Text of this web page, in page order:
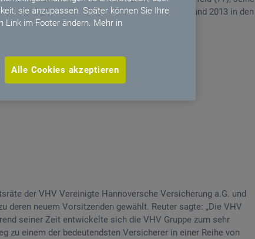
Vereinigte Hannoversche Versicherung a.G. und 2013 in den
Vorsitzendem gewählt worden.
der VHV Vereinigte Hannoversche Versicherung a.G. und
deren neuem Vorsitzenden gewählt. Reuter sagte: „Die VHV
seiner Zeit entwickelte sich die VHV Gruppe zum sehr
zu einem der bedeutendsten Versicherer in einer Reihe von
sie anzupassen. Später können Sie Ihre
Link im Footer ändern. Mehr in
Alle Cookies akzeptieren